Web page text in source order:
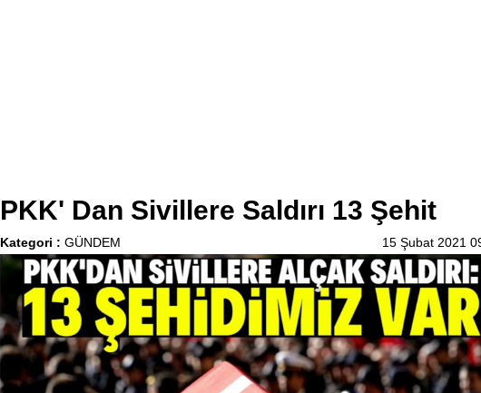
PKK' Dan Sivillere Saldırı 13 Şehit
Kategori : GÜNDEM 15 Şubat 2021